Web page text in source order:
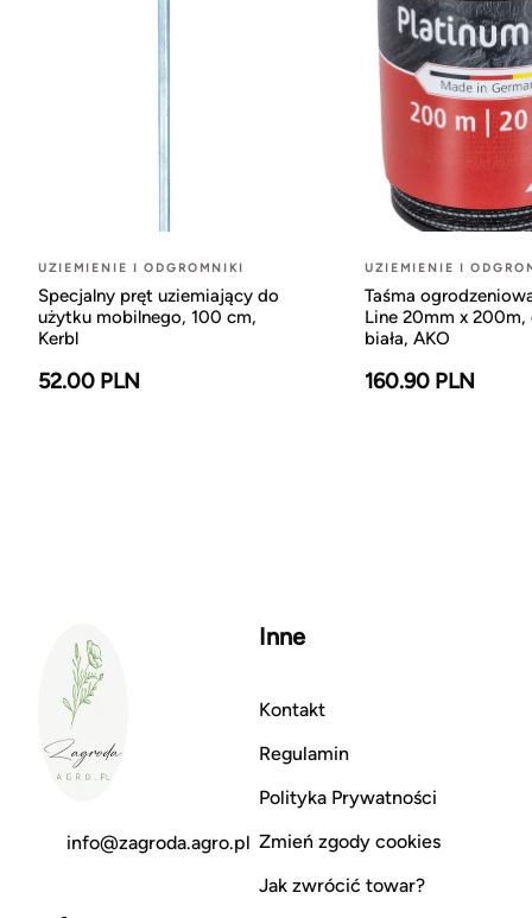
UZIEMIENIE I ODGROMNIKI
Specjalny pręt uziemiający do
użytku mobilnego, 100 cm,
Kerbl
52.00 PLN
UZIEMIENIE I
Taśma
Line 20mm x 200m,
biała, AKO
160.90 PLN
info@zagroda.agro.pl
Inne
Kontakt
Regulamin
Polityka Prywatności
Zmień zgody cookies
Jak zwrócić towar?